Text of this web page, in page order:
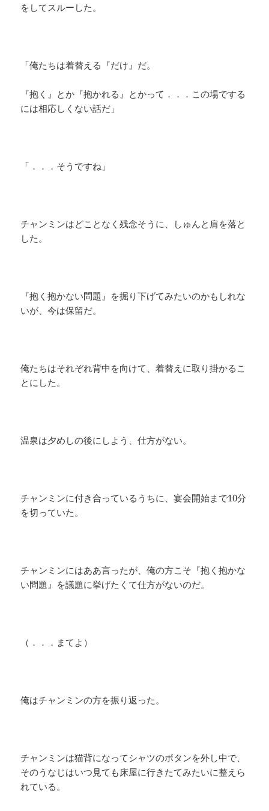
をしてスルーした。
「俺たちは着替える『だけ』だ。
『抱く』とか『抱かれる』とかって．．．この場でする
には相応しくない話だ」
「．．．そうですね」
チャンミンはどことなく残念そうに、しゅんと肩を落と
した。
『抱く抱かない問題』を掘り下げてみたいのかもしれな
いが、今は保留だ。
俺たちはそれぞれ背中を向けて、着替えに取り掛かるこ
とにした。
温泉は夕めしの後にしよう、仕方がない。
チャンミンに付き合っているうちに、宴会開始まで10分
を切っていた。
チャンミンにはああ言ったが、俺の方こそ『抱く抱かな
い問題』を議題に挙げたくて仕方がないのだ。
（．．．まてよ）
俺はチャンミンの方を振り返った。
チャンミンは猫背になってシャツのボタンを外し中で、
そのうなじはいつ見ても床屋に行きたてみたいに整えら
れている。